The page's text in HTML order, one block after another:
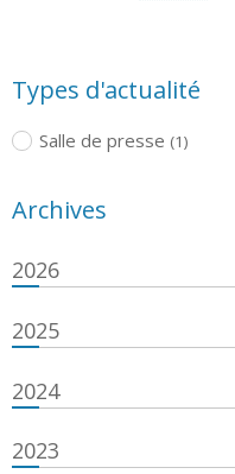
Types d'actualité
Salle de presse (1)
Archives
2026
2025
2024
2023